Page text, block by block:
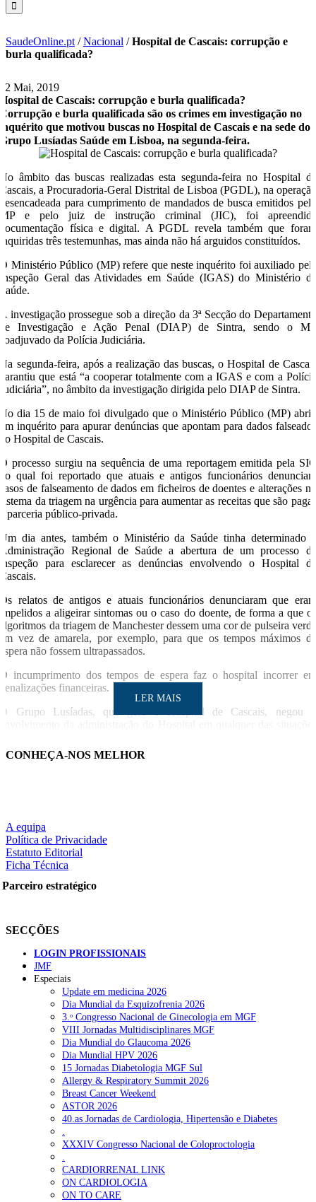
SaudeOnline.pt /Nacional /Hospital de Cascais: corrupção e
burla qualificada?
22 Mai, 2019
Hospital de Cascais: corrupção e burla qualificada?
Corrupção e burla qualificada são os crimes em investigação no
inquérito que motivou buscas no Hospital de Cascais e na sede do
Grupo Lusíadas Saúde em Lisboa, na segunda-feira.
No âmbito das buscas realizadas esta segunda-feira no Hospital de
Cascais, a Procuradoria-Geral Distrital de Lisboa (PGDL), na operação
desencadeada para cumprimento de mandados de busca emitidos pelo
MP e pelo juiz de instrução criminal (JIC), foi apreendida
documentação física e digital. A PGDL revela também que foram
inquiridas três testemunhas, mas ainda não há arguidos constituídos.
O Ministério Público (MP) refere que neste inquérito foi auxiliado pela
Inspeção Geral das Atividades em Saúde (IGAS) do Ministério da
Saúde.
A investigação prossegue sob a direção da 3ª Secção do Departamento
de Investigação e Ação Penal (DIAP) de Sintra, sendo o MP
coadjuvado da Polícia Judiciária.
Na segunda-feira, após a realização das buscas, o Hospital de Cascais
garantiu que está “a cooperar totalmente com a IGAS e com a Polícia
Judiciária”, no âmbito da investigação dirigida pelo DIAP de Sintra.
No dia 15 de maio foi divulgado que o Ministério Público (MP) abriu
um inquérito para apurar denúncias que apontam para dados falseados
no Hospital de Cascais.
O processo surgiu na sequência de uma reportagem emitida pela SIC
no qual foi reportado que atuais e antigos funcionários denunciam
casos de falseamento de dados em ficheiros de doentes e alterações no
sistema da triagem na urgência para aumentar as receitas que são pagas
à parceria público-privada.
Um dia antes, também o Ministério da Saúde tinha determinado à
Administração Regional de Saúde a abertura de um processo de
inspeção para esclarecer as denúncias envolvendo o Hospital de
Cascais.
Os relatos de antigos e atuais funcionários denunciaram que eram
impelidos a aligeirar sintomas ou o caso do doente, de forma a que os
algoritmos da triagem de Manchester dessem uma cor de pulseira verde
em vez de amarela, por exemplo, para que os tempos máximos de
espera não fossem ultrapassados.
O incumprimento dos tempos de espera faz o hospital incorrer em
penalizações financeiras.
O Grupo Lusíadas, que gere o Hospital de Cascais, negou o
havido alguma das questões suscitadas, se deveria a comportamentos
individuais de profissionais.
Partilhe nas redes sociais:
NOTÍCIAS RECENTES
Quase 11.900 jovens recorreram aos cheques psicólogo e
nutricionista no primeiro mês 7 de Agosto, 2026
ULS de Coimbra estreia cirurgia endoscópica do ouvido com
apoio robótico em Portugal 7 de Agosto, 2026
Enfermeiros exigem esclarecimentos sobre eventual gestão
privada da ULS do Algarve 7 de Agosto, 2026
Ordem dos Médicos alerta para riscos no novo sistema de acesso
a consultas e cirurgias
Portugal está a formar os médicos de que precisa?
2026
LER MAIS
CONHEÇA-NOS MELHOR
A equipa
Política de Privacidade
Estatuto Editorial
Ficha Técnica
Parceiro estratégico
SECÇÕES
LOGIN PROFISSIONAIS
JMF
Especiais
Update em medicina 2026
Dia Mundial da Esquizofrenia 2026
3.ᵒ Congresso Nacional de Ginecologia em MGF
VIII Jornadas Multidisciplinares MGF
Dia Mundial do Glaucoma 2026
Dia Mundial HPV 2026
15 Jornadas Diabetologia MGF Sul
Allergy & Respiratory Summit 2026
Breast Cancer Weekend
ASTOR 2026
40.as Jornadas de Cardiologia, Hipertensão e Diabetes
.
XXXIV Congresso Nacional de Coloproctologia
.
CARDIORRENAL LINK
ON CARDIOLOGIA
ON TO CARE